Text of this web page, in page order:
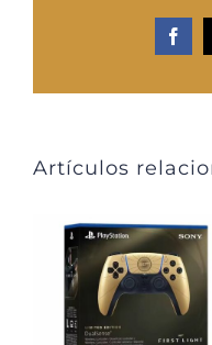
Artículos